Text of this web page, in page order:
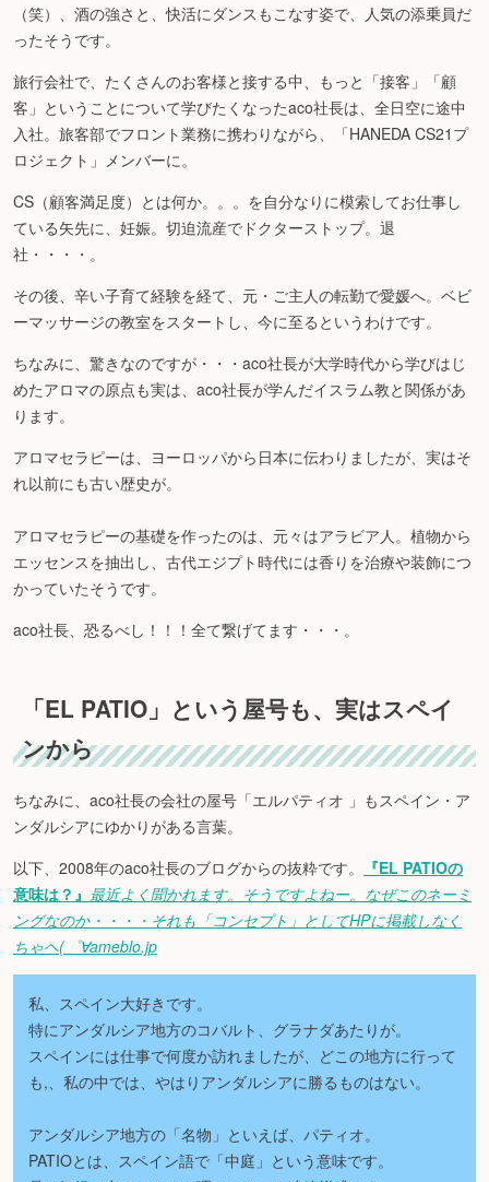
（笑）、酒の強さと、快活にダンスもこなす姿で、人気の添乗員だ
ったそうです。
旅行会社で、たくさんのお客様と接する中、もっと「接客」「顧
客」ということについて学びたくなったaco社長は、全日空に途中
入社。旅客部でフロント業務に携わりながら、「HANEDA CS21プ
ロジェクト」メンバーに。
CS（顧客満足度）とは何か。。。を自分なりに模索してお仕事し
ている矢先に、妊娠。切迫流産でドクターストップ。退
社・・・・。
その後、辛い子育て経験を経て、元・ご主人の転勤で愛媛へ。ベビ
ーマッサージの教室をスタートし、今に至るというわけです。
ちなみに、驚きなのですが・・・aco社長が大学時代から学びはじ
めたアロマの原点も実は、aco社長が学んだイスラム教と関係があ
ります。
アロマセラピーは、ヨーロッパから日本に伝わりましたが、実はそ
れ以前にも古い歴史が。
アロマセラピーの基礎を作ったのは、元々はアラビア人。植物から
エッセンスを抽出し、古代エジプト時代には香りを治療や装飾につ
かっていたそうです。
aco社長、恐るべし！！！全て繋げてます・・・。
「EL PATIO」という屋号も、実はスペイ
ンから
ちなみに、aco社長の会社の屋号「エルパティオ 」もスペイン・ア
ンダルシアにゆかりがある言葉。
以下、2008年のaco社長のブログからの抜粋です。
『EL PATIOの
意味は？』 最近よく聞かれます。そうですよねー。なぜこのネーミ
ングなのか・・・・それも「コンセプト」としてHPに掲載しなく
ちゃヘ(゜∀ameblo.jp
私、スペイン大好きです。
特にアンダルシア地方のコバルト、グラナダあたりが。
スペインには仕事で何度か訪れましたが、どこの地方に行って
も,、私の中では、やはりアンダルシアに勝るものはない。
アンダルシア地方の「名物」といえば、パティオ。
PATIOとは、スペイン語で「中庭」という意味です。